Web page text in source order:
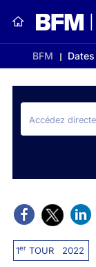
BFM Dates
1erTOUR 2022